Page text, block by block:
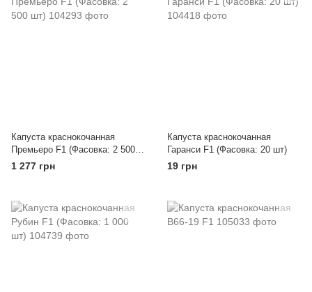
Капуста краснокочанная
Премьеро F1 (Фасовка: 2 500
шт)
1 277 грн
Капуста краснокочанная
Гаранси F1 (Фасовка: 20 шт)
19 грн